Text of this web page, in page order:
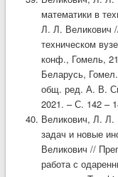
математики в
Л. Л. Великович
техническом
конф., Гомель,
Беларусь,
общ. ред. А. В.
2021. – С. 142 –
Великович, Л. Л.
задач и новые
Великович //
работа с